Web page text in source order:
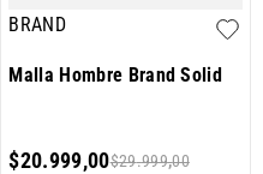
BRAND
Malla Hombre Brand Solid
$20.999,00$29.999,00